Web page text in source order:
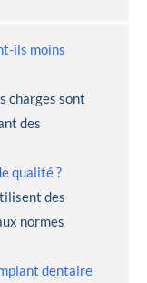
ils moins
charges sont
des
qualité ?
des
normes
dentaire